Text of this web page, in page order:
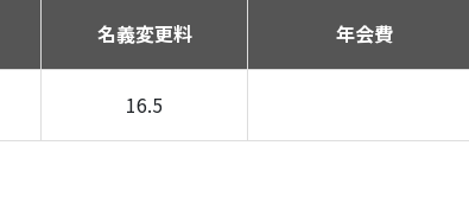
名義変更料 年会費
16.5